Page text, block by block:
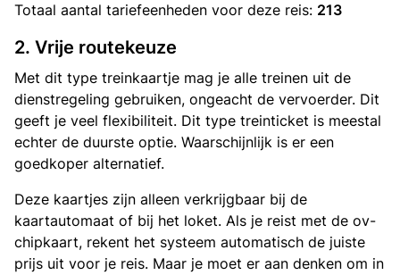
Totaal aantal tariefeenheden voor deze reis: 213
2. Vrije routekeuze
Met dit type treinkaartje mag je alle treinen uit de
dienstregeling gebruiken, ongeacht de vervoerder. Dit
geeft je veel flexibiliteit. Dit type treinticket is meestal
echter de duurste optie. Waarschijnlijk is er een
goedkoper alternatief.
Deze kaartjes zijn alleen verkrijgbaar bij de
kaartautomaat of bij het loket. Als je reist met de ov-
chipkaart, rekent het systeem automatisch de juiste
prijs uit voor je reis. Maar je moet er aan denken om in